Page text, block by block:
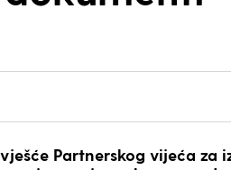
Partnerskog vijeća za